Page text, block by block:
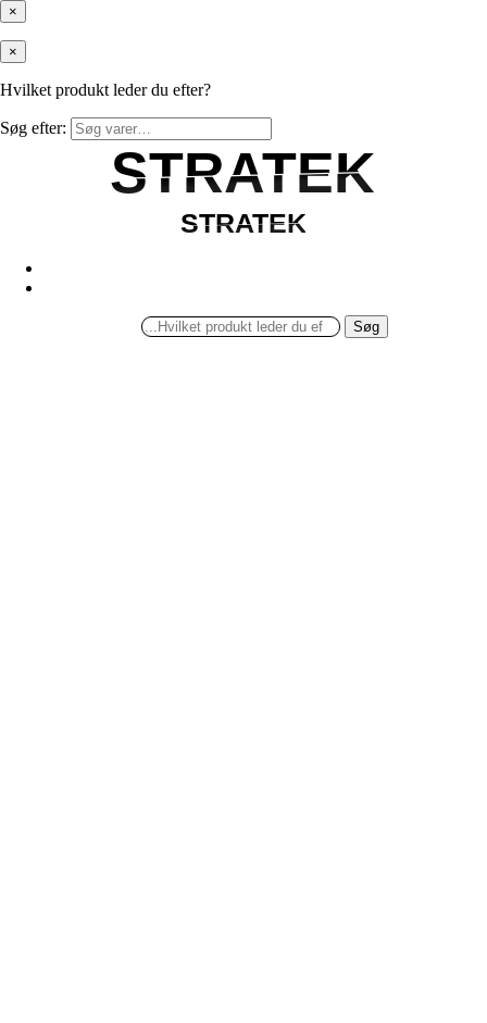
×
×
Hvilket produkt leder du efter?
Søg efter:
STRATEK
STRATEK
STRATEK
STRATEK
Søg